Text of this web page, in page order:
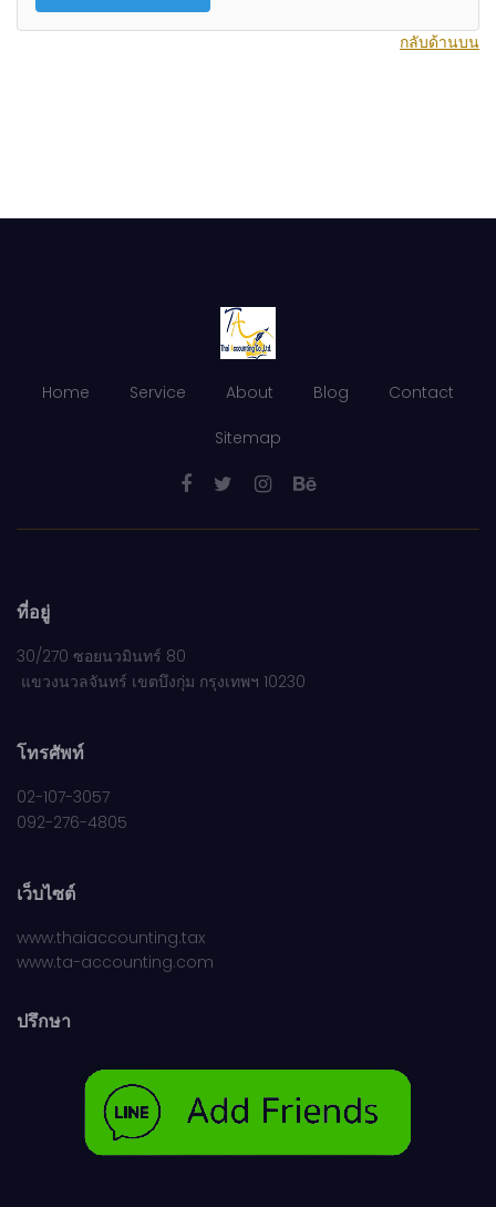
กลับด้านบน
Home Service About Blog Contact
Sitemap
ที่อยู่
30/270 ซอยนวมินทร์ 80
แขวงนวลจันทร์ เขตบึงกุ่ม กรุงเทพฯ 10230
โทรศัพท์
02-107-3057
092-276-4805
เว็บไซต์
www.thaiaccounting.tax
www.ta-accounting.com
ปรึกษา